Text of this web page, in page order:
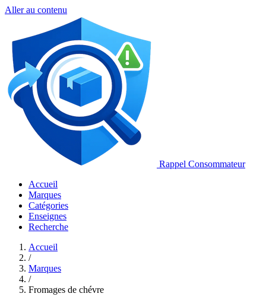
Aller au contenu
Rappel Consommateur
Accueil
Marques
Catégories
Enseignes
Recherche
Accueil
/
Marques
/
Fromages de chévre